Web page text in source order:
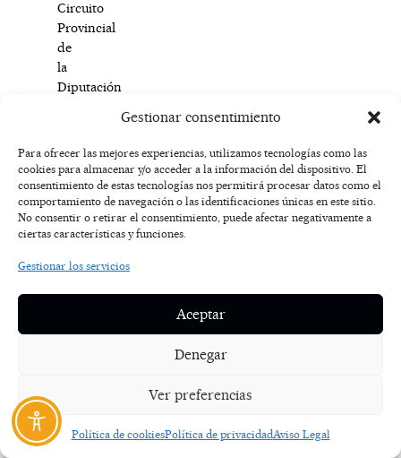
Gestionar consentimiento
Para ofrecer las mejores experiencias, utilizamos tecnologías como las
cookies para almacenar y/o acceder a la información del dispositivo. El
consentimiento de estas tecnologías nos permitirá procesar datos como el
comportamiento de navegación o las identificaciones únicas en este sitio.
No consentir o retirar el consentimiento, puede afectar negativamente a
ciertas características y funciones.
Gestionar los servicios
Aceptar
Denegar
Ver preferencias
Política de cookiesPolítica de privacidadAviso Legal
Circuito
Provincial
de
la
Diputación
Guadalajara.
Aragunde
reconoció
que
tenía
“muchas
de
como
“una